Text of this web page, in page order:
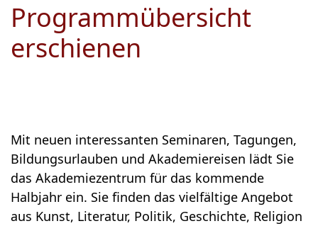
Programmübersicht
erschienen
Mit neuen interessanten Seminaren, Tagungen,
Bildungsurlauben und Akademiereisen lädt Sie
das Akademiezentrum für das kommende
Halbjahr ein. Sie finden das vielfältige Angebot
aus Kunst, Literatur, Politik, Geschichte, Religion